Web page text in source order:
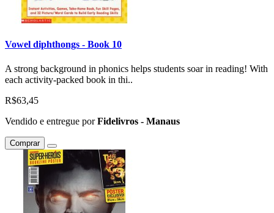
Vowel diphthongs - Book 10
A strong background in phonics helps students soar in reading! With
each activity-packed book in thi..
R$63,45
Vendido e entregue porFidelivros - Manaus
Comprar